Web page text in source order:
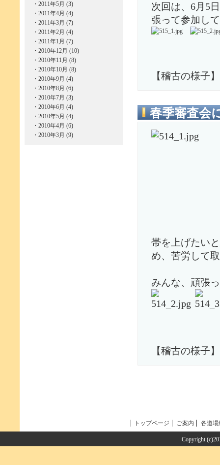
次回は、6月5
張って参加し
【稽古の様子】
春季審査会
帯を上げたい
め、苦労して
みんな、頑張
【稽古の様子】
・ 2011年5月 (3)
・ 2011年4月 (4)
・ 2011年3月 (7)
・ 2011年2月 (4)
・ 2011年1月 (7)
・ 2010年12月 (10)
・ 2010年11月 (8)
・ 2010年10月 (8)
・ 2010年9月 (4)
・ 2010年8月 (6)
・ 2010年7月 (3)
・ 2010年6月 (4)
・ 2010年5月 (4)
・ 2010年4月 (6)
・ 2010年3月 (9)
トップページ ご案内 各道場
Copyright